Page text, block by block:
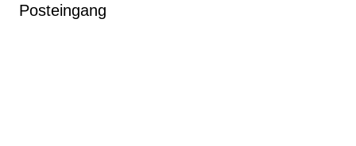
Posteingang